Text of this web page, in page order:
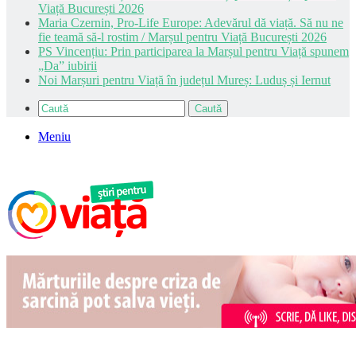
Viață București 2026
Maria Czernin, Pro-Life Europe: Adevărul dă viață. Să nu ne
fie teamă să-l rostim / Marșul pentru Viață București 2026
PS Vincențiu: Prin participarea la Marșul pentru Viață spunem
„Da” iubirii
Noi Marșuri pentru Viață în județul Mureș: Luduș și Iernut
Caută
Meniu